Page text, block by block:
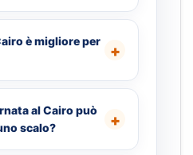
è migliore per
al Cairo può
scalo?